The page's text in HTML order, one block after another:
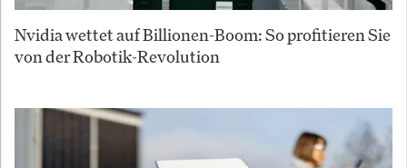
Nvidia wettet auf Billionen-Boom: So profitieren Sie
von der Robotik-Revolution